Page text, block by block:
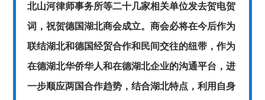
北山河律师事务所等二十几家相关单位发去贺电贺
词，祝贺德国湖北商会成立。商会必将在今后作为
联结湖北和德国经贸合作和民间交往的纽带，作为
在德湖北华侨华人和在德湖北企业的沟通平台，进
一步顺应两国合作趋势，结合湖北特点，利用自身